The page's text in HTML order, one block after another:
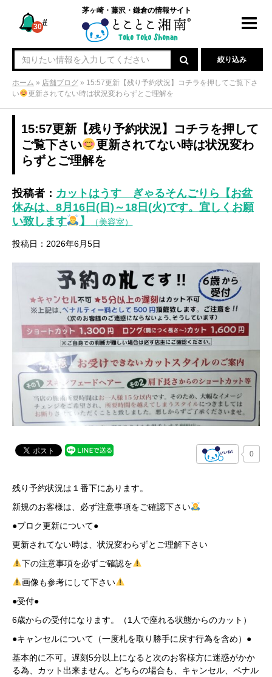
#
30
茅ヶ崎・藤沢・鎌倉の情報サイト
絞り込み
ホーム » 店舗ブログ » 15:57更新【残り予約状況】コチラを押してご覧下さ
い
更新されてない時は状況変わらずとご理解を
15:57更新【残り予約状況】コチラを押して
ご覧下さい
更新されてない時は状況変わ
らずとご理解を
投稿者： カットはうす ぎゃるそんごりら【お盆
休みは、8月16日(日)～18日(火)です。宜しくお願
い致します
】 （美容室）
投稿日：2026年6月5日
0
残り予約状況は１番下にあります。
新規のお客様は、必ず注意事項をご確認下さい
●ブロク更新について●
更新されてない時は、状況変わらずとご理解下さい
下の注意事項を必ずご確認を
画像も参考にして下さい
●受付●
6歳からの受付になります。（1人で座れる状態からのカット）
●キャンセルについて（一度札を取り勝手に戻す行為を含め）●
基本的に不可。遅刻5分以上になると次のお客様方に迷惑がかか
る為、カット出来ません。どちらの場合も、キャンセル、ペナル